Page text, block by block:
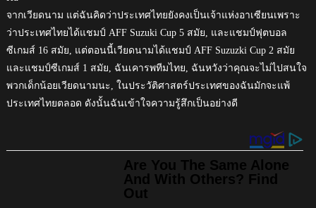
จากเวียดนาม แต่ฉันคิดว่าประเทศไทยยังคงเป็นเจ้าแห่งอาเซียนเพราะ
ว่าประเทศไทยได้แชมป์ AFF Suzuki Cup 5 สมัย, และแชมป์ฟุตบอล
ซีเกมส์ 16 สมัย, แต่ตอนนี้เวียดนามได้แชมป์ AFF Suzuzki Cup 2 สมัย
และแชมป์ซีเกมส์ 1 สมัย, ฉันเคารพทีมไทย, ฉันหวังว่าคุณจะไม่ไปสนใจ
พวกเด็กน้อยเวียดนามนะ, ในประวัติศาสตร์ประเทศของฉันมักจะแพ้
ประเทศไทยตลอด ดังนั้นฉันเข้าใจความรู้สึกเป็นอย่างดี